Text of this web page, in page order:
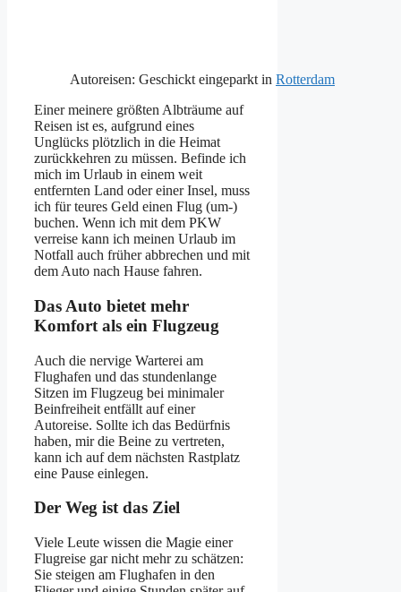
Autoreisen: Geschickt eingeparkt in Rotterdam
Einer meinere größten Albträume auf
Reisen ist es, aufgrund eines
Unglücks plötzlich in die Heimat
zurückkehren zu müssen. Befinde ich
mich im Urlaub in einem weit
entfernten Land oder einer Insel, muss
ich für teures Geld einen Flug (um-)
buchen. Wenn ich mit dem PKW
verreise kann ich meinen Urlaub im
Notfall auch früher abbrechen und mit
dem Auto nach Hause fahren.
Das Auto bietet mehr
Komfort als ein Flugzeug
Auch die nervige Warterei am
Flughafen und das stundenlange
Sitzen im Flugzeug bei minimaler
Beinfreiheit entfällt auf einer
Autoreise. Sollte ich das Bedürfnis
haben, mir die Beine zu vertreten,
kann ich auf dem nächsten Rastplatz
eine Pause einlegen.
Der Weg ist das Ziel
Viele Leute wissen die Magie einer
Flugreise gar nicht mehr zu schätzen:
Sie steigen am Flughafen in den